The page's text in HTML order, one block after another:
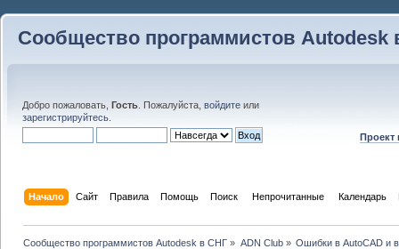
Сообщество программистов Autodesk
Добро пожаловать, Гость . Пожалуйста, войдите или
зарегистрируйтесь
Проект
Начало Сайт Правила Помощь Поиск Непрочитанные Календарь
Сообщество программистов Autodesk в СНГ » ADN Club» Ошибки в AutoCAD и